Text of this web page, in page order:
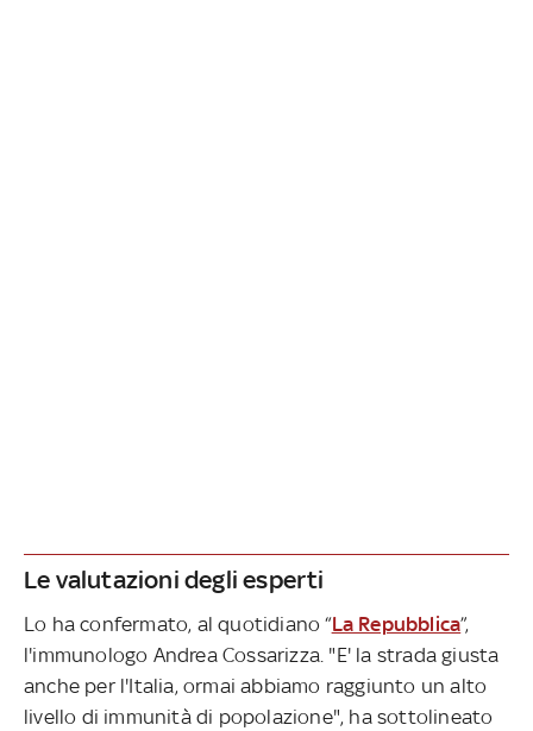
Le valutazioni degli esperti
Lo ha confermato, al quotidiano “La Repubblica”,
l'immunologo Andrea Cossarizza. "E' la strada giusta
anche per l'Italia, ormai abbiamo raggiunto un alto
livello di immunità di popolazione", ha sottolineato